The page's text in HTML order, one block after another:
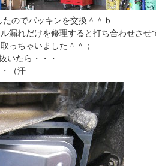
のでパッキンを交換＾＾ｂ
漏れだけを修理すると打ち合わせさせ
っちゃいました＾＾；
いたら・・・
（汗